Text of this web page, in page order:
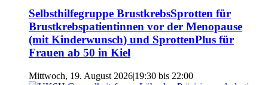
Selbsthilfegruppe BrustkrebsSprotten für
Brustkrebspatientinnen vor der Menopause
(mit Kinderwunsch) und SprottenPlus für
Frauen ab 50 in Kiel
Mittwoch, 19. August 2026|19:30 bis 22:00